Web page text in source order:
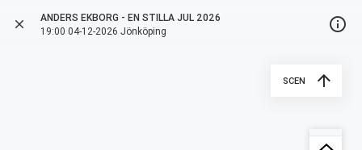
arrow_back more_vert
close ANDERS EKBORG - EN STILLA JUL 2026
19:00 04-12-2026 Jönköping info_outline
SCEN arrow_upward